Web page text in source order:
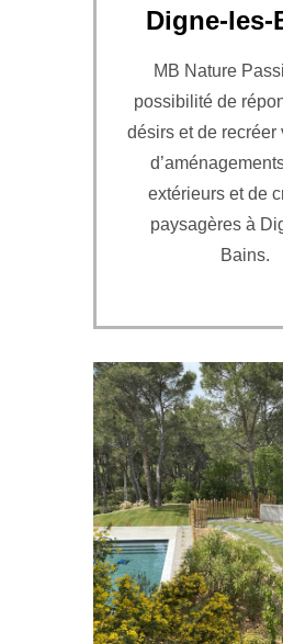
Digne-les-
MB Nature
possibilité de
désirs et de recréer
extérieurs et de
paysagères à
Bains.